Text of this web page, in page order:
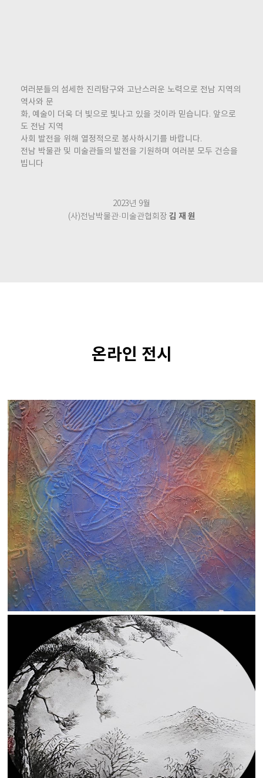
여러분들의 섬세한 진리탐구와 고난스러운 노력으로 전남 지역의
역사와 문
화, 예술이 더욱 더 빛으로 빛나고 있을 것이라 믿습니다. 앞으로
도 전남 지역
사회 발전을 위해 열정적으로 봉사하시기를 바랍니다.
전남 박물관 및 미술관들의 발전을 기원하며 여러분 모두 건승을
빕니다
2023년 9월
(사)전남박물관·미술관협회장 김 재 원
온라인 전시